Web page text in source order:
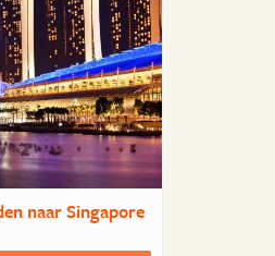
naar Singapore